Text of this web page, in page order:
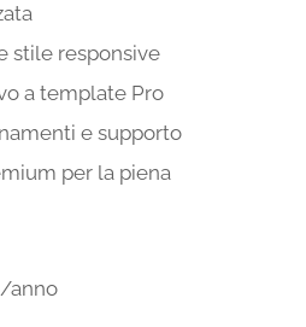
stile responsive
a template Pro
e supporto
per la piena
anno